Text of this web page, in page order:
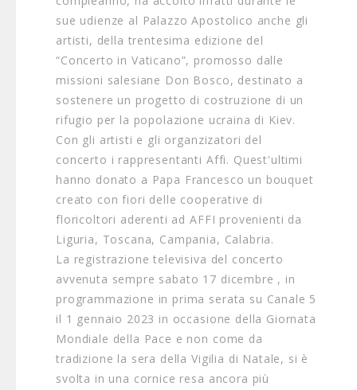
sue udienze al Palazzo Apostolico anche gli
artisti, della trentesima edizione del
“Concerto in Vaticano”, promosso dalle
missioni salesiane Don Bosco, destinato a
sostenere un progetto di costruzione di un
rifugio per la popolazione ucraina di Kiev.
Con gli artisti e gli organzizatori del
concerto i rappresentanti Affi. Quest'ultimi
hanno donato a Papa Francesco un bouquet
creato con fiori delle cooperative di
floricoltori aderenti ad AFFI provenienti da
Liguria, Toscana, Campania, Calabria.
La registrazione televisiva del concerto
avvenuta sempre sabato 17 dicembre , in
programmazione in prima serata su Canale 5
il 1 gennaio 2023 in occasione della Giornata
Mondiale della Pace e non come da
tradizione la sera della Vigilia di Natale, si è
svolta in una cornice resa ancora più